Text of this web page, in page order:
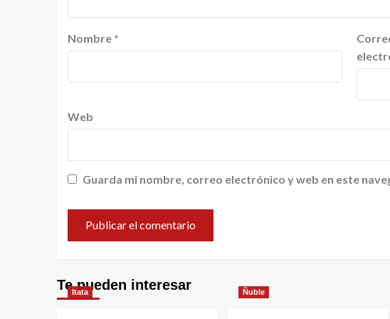
Nombre *
Web
Guarda mi nombre, correo electrónico y web en este
Te pueden interesar
Itata Ñuble